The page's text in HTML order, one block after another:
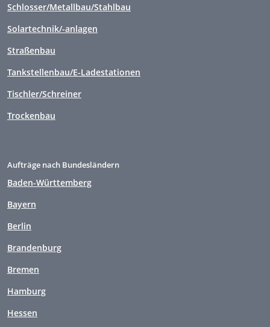
Schlosser/Metallbau/Stahlbau
Solartechnik/-anlagen
Straßenbau
Tankstellenbau/E-Ladestationen
Tischler/Schreiner
Trockenbau
Aufträge nach Bundesländern
Baden-Württemberg
Bayern
Berlin
Brandenburg
Bremen
Hamburg
Hessen